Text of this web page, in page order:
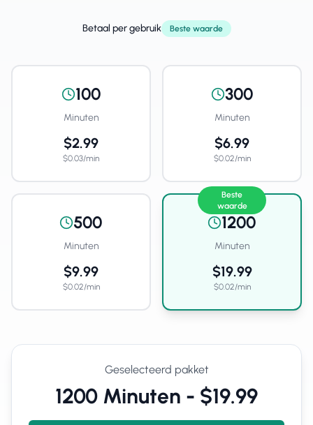
Betaal per gebruik Beste waarde
100
Minuten
$2.99
$0.03/min
300
Minuten
$6.99
$0.02/min
500
Minuten
$9.99
$0.02/min
Beste
waarde
1200
Minuten
$19.99
$0.02/min
Geselecteerd pakket
1200 Minuten - $19.99